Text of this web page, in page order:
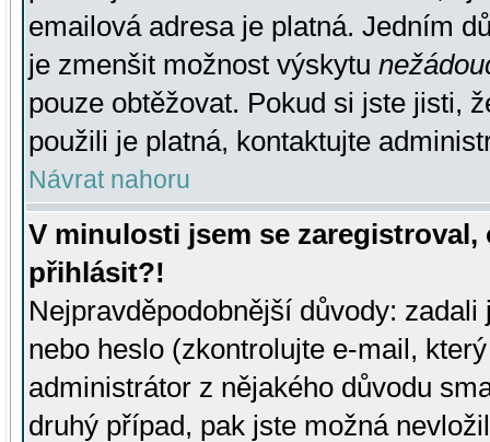
emailová adresa je platná. Jedním
je zmenšit možnost výskytu
pouze obtěžovat. Pokud si jste jisti,
použili je platná, kontaktujte
Návrat nahoru
V minulosti jsem se
přihlásit?!
Nejpravděpodobnější důvody:
nebo heslo (zkontrolujte e-mail,
administrátor z nějakého důvodu
druhý případ, pak jste možná